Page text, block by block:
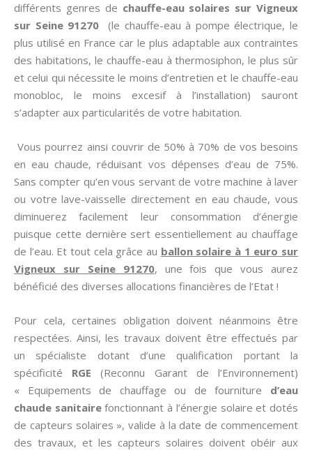
différents genres de chauffe-eau solaires sur Vigneux
sur Seine 91270 (le chauffe-eau à pompe électrique, le
plus utilisé en France car le plus adaptable aux contraintes
des habitations, le chauffe-eau à thermosiphon, le plus sûr
et celui qui nécessite le moins d’entretien et le chauffe-eau
monobloc, le moins excesif à l’installation) sauront
s’adapter aux particularités de votre habitation.
Vous pourrez ainsi couvrir de 50% à 70% de vos besoins
en eau chaude, réduisant vos dépenses d’eau de 75%.
Sans compter qu’en vous servant de votre machine à laver
ou votre lave-vaisselle directement en eau chaude, vous
diminuerez facilement leur consommation d’énergie
puisque cette dernière sert essentiellement au chauffage
de l’eau. Et tout cela grâce au ballon solaire à 1 euro sur
Vigneux sur Seine 91270, une fois que vous aurez
bénéficié des diverses allocations financières de l’Etat !
Pour cela, certaines obligation doivent néanmoins être
respectées. Ainsi, les travaux doivent être effectués par
un spécialiste dotant d’une qualification portant la
spécificité RGE(Reconnu Garant de l’Environnement)
« Equipements de chauffage ou de fourniture d’eau
chaude sanitairefonctionnant à l’énergie solaire et dotés
de capteurs solaires », valide à la date de commencement
des travaux, et les capteurs solaires doivent obéir aux